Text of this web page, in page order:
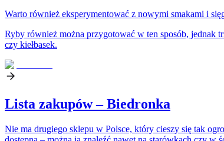
Warto również eksperymentować z nowymi smakami i
Ryby również można przygotować w ten sposób, jednak
czy kiełbasek.
Lista zakupów – Biedronka
Nie ma drugiego sklepu w Polsce, który cieszy się tak